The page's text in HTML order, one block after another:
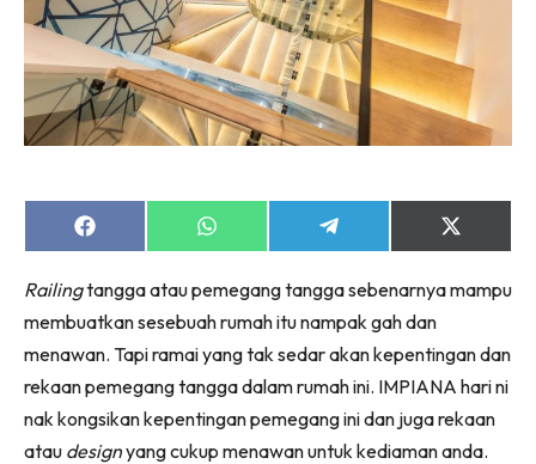
Dapur
Ruang Makan
Make Over
Bilik Air
Bilik Tidur
Ruang Makan
Ruang Tamu
Menarik Lagi
Casa Impiana
Impiana Makeover
Makeover Ruang Selebriti
Destinasi
Hotel
Share
on
Share
on
Share
on
Share
on
(Twitter)
Railingtangga atau pemegang tangga sebenarnya mampu
membuatkan sesebuah rumah itu nampak gah dan
menawan. Tapi ramai yang tak sedar akan kepentingan dan
rekaan pemegang tangga dalam rumah ini. IMPIANA hari ni
nak kongsikan kepentingan pemegang ini dan juga rekaan
atau designyang cukup menawan untuk kediaman anda.